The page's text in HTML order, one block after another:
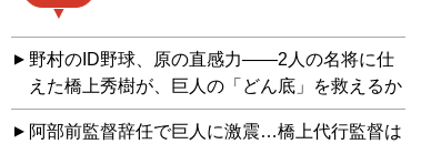
野村のID野球、原の直感力——2人の名将に仕
えた橋上秀樹が、巨人の「どん底」を救えるか
阿部前監督辞任で巨人に激震…橋上代行監督は